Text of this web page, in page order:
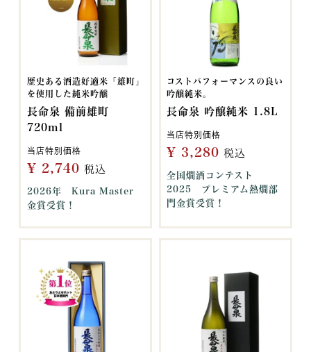
歴史ある酒造好適米「雄町」
を使用した純米吟醸
長命泉 備前雄町
720ml
当店特別価格
¥ 2,740 税込
2026年 Kura Master
金賞受賞！
コストパフォーマンスの良い
吟醸純米。
長命泉 吟醸純米 1.8L
当店特別価格
¥ 3,280 税込
全国燗酒コンテスト
2025 プレミアム熱燗部
門金賞受賞！